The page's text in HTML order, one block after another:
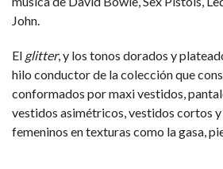
John.
El glitter, y los tonos dorados y
hilo conductor de la colección que
conformados por maxi vestidos,
vestidos asimétricos, vestidos cortos
femeninos en texturas como la gasa,